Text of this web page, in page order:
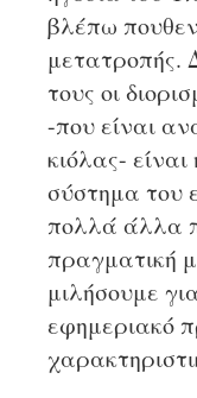
βλέπω
μετατροπής.
τους οι
-που είναι
κιόλας-
σύστημα του
πολλά άλλα
πραγματική
μιλήσουμε
εφημεριακό